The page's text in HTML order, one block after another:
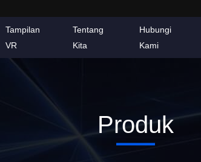
Tampilan
VR
Tentang
Kita
Hubungi
Kami
Produk